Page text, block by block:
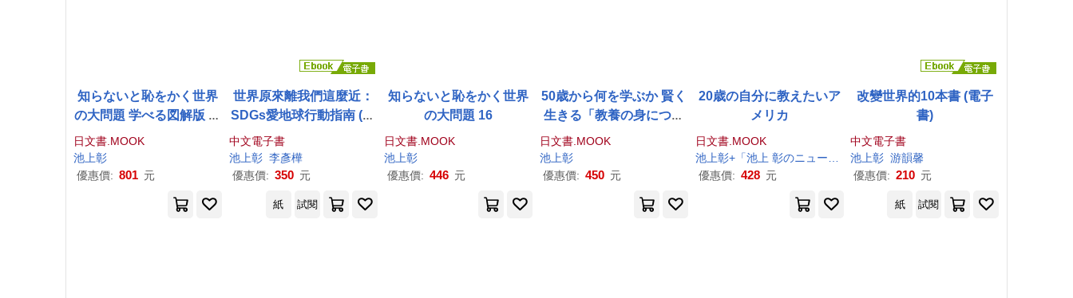
知らないと恥をかく世界
の大問題 学べる図解版 新
版 池上彰 が読む「イスラ
日文書.MOOK
池上彰
優惠價: 801 元
世界原來離我們這麼近：
SDGs愛地球行動指南 (電
中文電子書
池上彰 李彥樺
優惠價: 350 元
知らないと恥をかく世界
の大問題 16
日文書.MOOK
池上彰
優惠價: 446 元
50歳から何を学ぶか 賢く
生きる「教養の身につけ
方」
日文書.MOOK
池上彰
優惠價: 450 元
20歳の自分に教えたいア
メリカ
日文書.MOOK
池上彰+「池上 彰のニュースそうだったのか!!」スタッフ
優惠價: 428 元
改變世界的10本書 (電子
書)
中文電子書
池上彰 游韻馨
優惠價: 210 元
紙 試閱 紙 試閱